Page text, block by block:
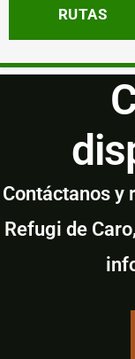
RUTAS
Contáctanos y
Refugi de